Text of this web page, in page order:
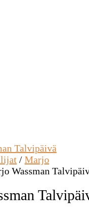
/ Marjo
Wassman